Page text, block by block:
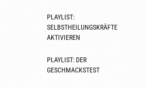
PLAYLIST:
SELBSTHEILUNGSKRÄFTE
AKTIVIEREN
PLAYLIST: DER
GESCHMACKSTEST